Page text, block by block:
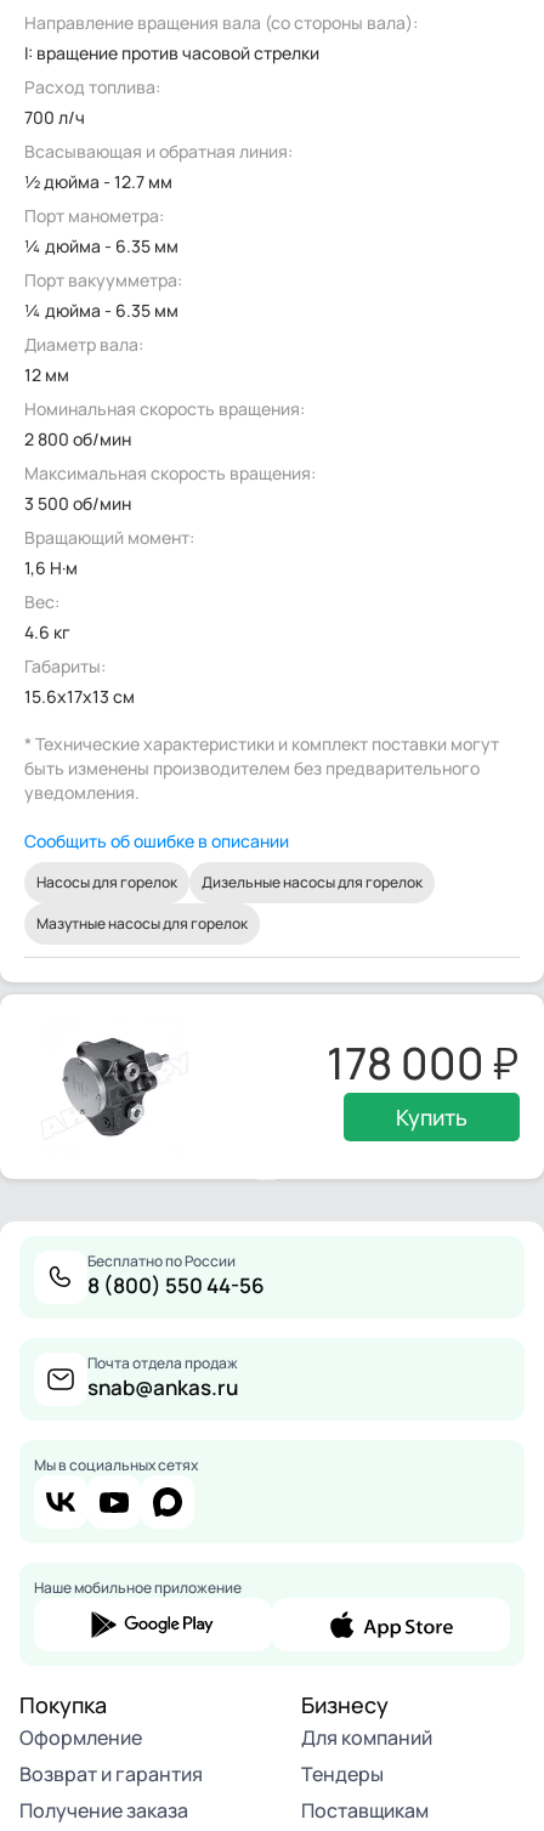
Направление вращения вала (со стороны вала):
I: вращение против часовой стрелки
Расход топлива:
700 л/ч
Всасывающая и обратная линия:
½ дюйма - 12.7 мм
Порт манометра:
¼ дюйма - 6.35 мм
Порт вакуумметра:
¼ дюйма - 6.35 мм
Диаметр вала:
12 мм
Номинальная скорость вращения:
2 800 об/мин
Максимальная скорость вращения:
3 500 об/мин
Вращающий момент:
1,6 Н·м
Вес:
4.6 кг
Габариты:
15.6x17x13 см
* Технические характеристики и комплект поставки могут
быть изменены производителем без предварительного
уведомления.
Сообщить об ошибке в описании
Насосы для горелок
Дизельные насосы для горелок
Мазутные насосы для горелок
178 000
Купить
Бесплатно по России
8 (800) 550 44-56
Почта отдела продаж
snab@ankas.ru
Мы в социальных сетях
Наше мобильное приложение
Покупка
Оформление
Возврат и гарантия
Получение заказа
Бизнесу
Для компаний
Тендеры
Поставщикам